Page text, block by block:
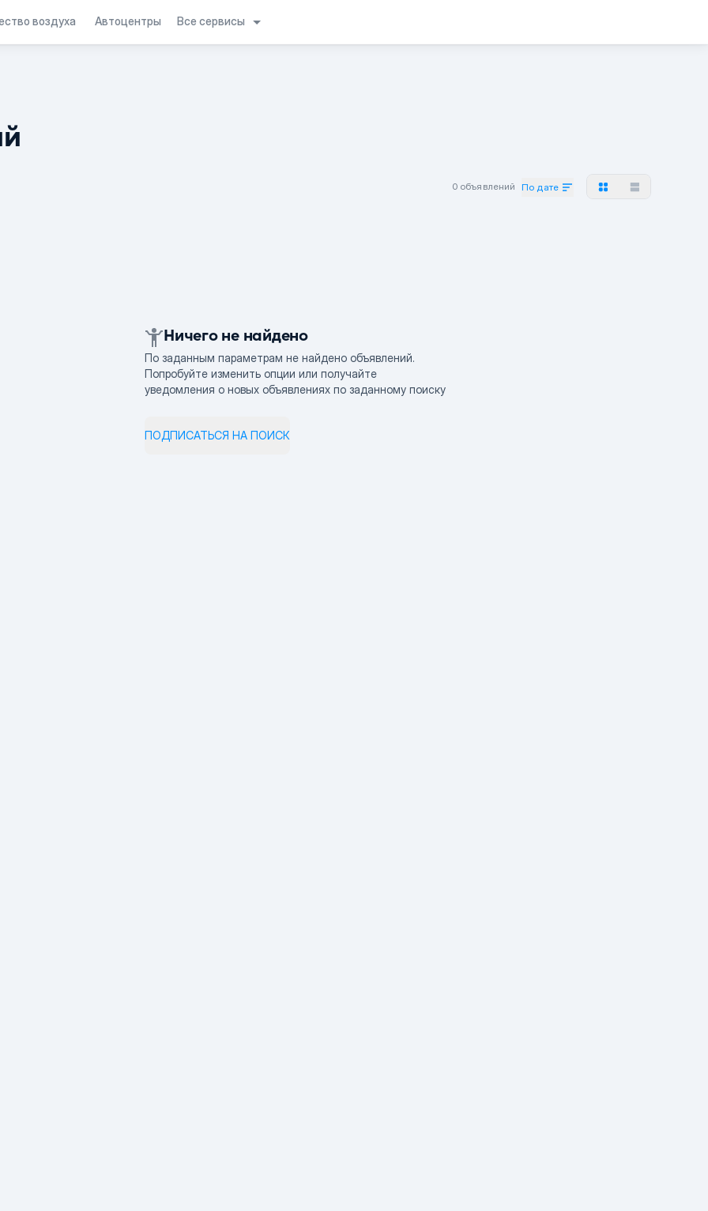
воздуха Автоцентры Все сервисы
0 объявлений По дате
Ничего не найдено
По заданным параметрам не найдено объявлений.
Попробуйте изменить опции или получайте
уведомления о новых объявлениях по заданному поиску
ПОДПИСАТЬСЯ НА ПОИСК